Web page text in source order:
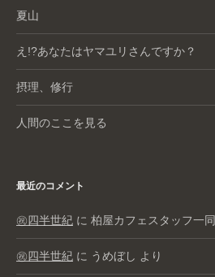
夏山
え!?あなたはヤマユリさんですか？
摂理、修行
人間のここを見る
最近のコメント
㊗️四半世紀 に 柏屋カフェスタッフ一同
㊗️四半世紀 に うめぼし より